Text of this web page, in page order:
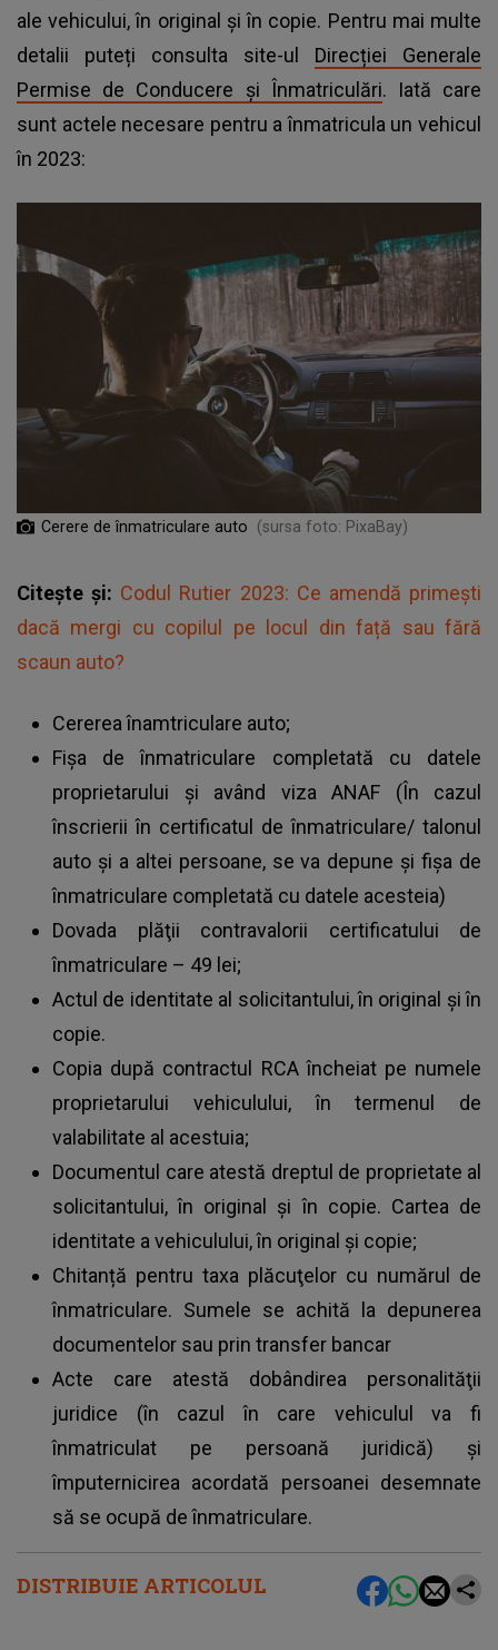
DISTRIBUIE ARTICOLUL
ale vehicului, în original și în copie. Pentru mai multe
detalii puteți consulta site-ul Direcției Generale
Permise de Conducere și Înmatriculări. Iată care
sunt actele necesare pentru a înmatricula un vehicul
în 2023:
Cerere de înmatriculare auto (sursa foto: PixaBay)
Citește și: Codul Rutier 2023: Ce amendă primești
dacă mergi cu copilul pe locul din față sau fără
scaun auto?
Cererea înamtriculare auto;
Fişa de înmatriculare completată cu datele
proprietarului şi având viza ANAF (În cazul
înscrierii în certificatul de înmatriculare/ talonul
auto şi a altei persoane, se va depune şi fişa de
înmatriculare completată cu datele acesteia)
Dovada plăţii contravalorii certificatului de
înmatriculare – 49 lei;
Actul de identitate al solicitantului, în original şi în
copie.
Copia după contractul RCA încheiat pe numele
proprietarului vehiculului, în termenul de
valabilitate al acestuia;
Documentul care atestă dreptul de proprietate al
solicitantului, în original şi în copie. Cartea de
identitate a vehiculului, în original şi copie;
Chitanță pentru taxa plăcuţelor cu numărul de
înmatriculare. Sumele se achită la depunerea
documentelor sau prin transfer bancar
Acte care atestă dobândirea personalităţii
juridice (în cazul în care vehiculul va fi
înmatriculat pe persoană juridică) și
împuternicirea acordată persoanei desemnate
să se ocupă de înmatriculare.